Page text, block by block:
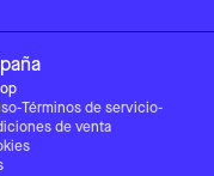
-Términos de servicio-
de venta